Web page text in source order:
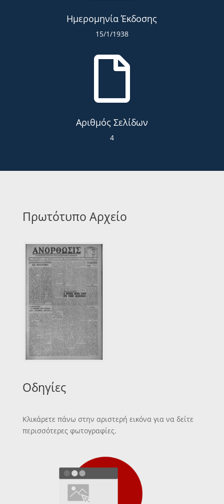
Ημερομηνία Έκδοσης
15/1/1938

Αριθμός Σελίδων
4
Πρωτότυπο Αρχείο
Οδηγίες
Κλικάρετε πάνω στην αριστερή εικόνα για να δείτε
περισσότερες φωτογραφίες.